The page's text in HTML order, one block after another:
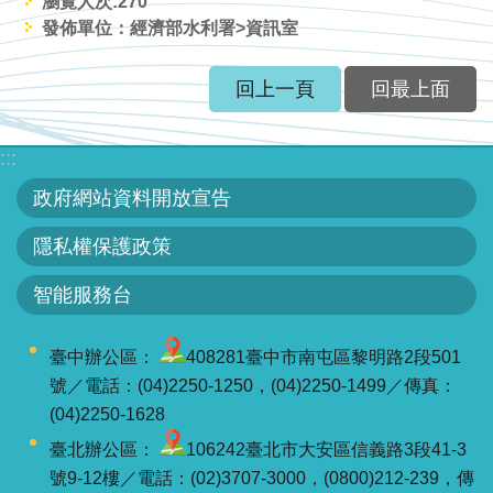
能
服
務
台
發佈單位：經濟部水利署>資訊室
回上一頁 回最上面
:::
政府網站資料開放宣告
隱私權保護政策
智能服務台
臺中辦公區：
408281臺中市南屯區黎明路2段501
號／電話：(04)2250-1250，(04)2250-1499／傳真：
(04)2250-1628
臺北辦公區：
106242臺北市大安區信義路3段41-3
號9-12樓／電話：(02)3707-3000，(0800)212-239，傳